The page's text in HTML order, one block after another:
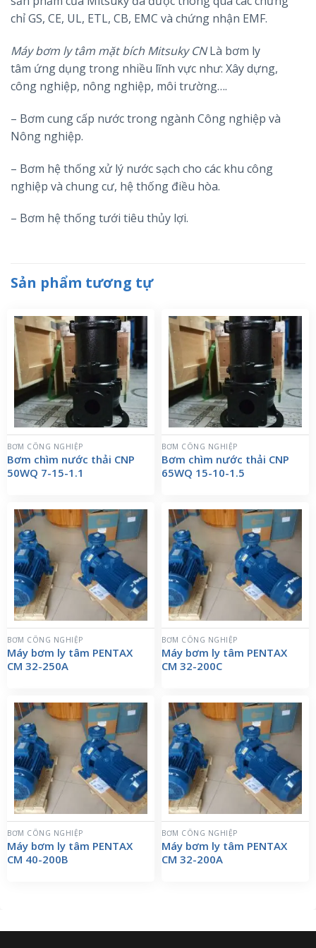
chỉ GS, CE, UL, ETL, CB, EMC và chứng nhận EMF.
Máy bơm ly tâm mặt bích Mitsuky CNLà bơm ly
tâm ứng dụng trong nhiều lĩnh vực như: Xây dựng,
công nghiệp, nông nghiệp, môi trường….
– Bơm cung cấp nước trong ngành Công nghiệp và
Nông nghiệp.
– Bơm hệ thống xử lý nước sạch cho các khu công
nghiệp và chung cư, hệ thống điều hòa.
– Bơm hệ thống tưới tiêu thủy lợi.
Sản phẩm tương tự
BƠM CÔNG NGHIỆP
Bơm chìm nước thải CNP
50WQ 7-15-1.1
BƠM CÔNG NGHIỆP
Bơm chìm nước thải CNP
65WQ 15-10-1.5
BƠM CÔNG NGHIỆP
Máy bơm ly tâm PENTAX
CM 32-250A
BƠM CÔNG NGHIỆP
Máy bơm ly tâm PENTAX
CM 32-200C
BƠM CÔNG NGHIỆP
Máy bơm ly tâm PENTAX
CM 40-200B
BƠM CÔNG NGHIỆP
Máy bơm ly tâm PENTAX
CM 32-200A